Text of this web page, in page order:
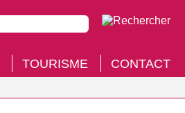
TOURISME CONTACT